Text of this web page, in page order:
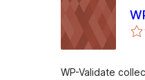
WP-Validate